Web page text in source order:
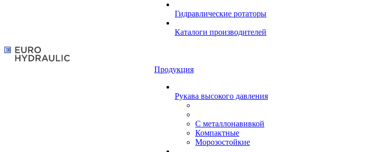
Гидравлические ротаторы
Каталоги производителей
Продукция
Рукава высокого давления
С металлонавивкой
Компактные
Морозостойкие